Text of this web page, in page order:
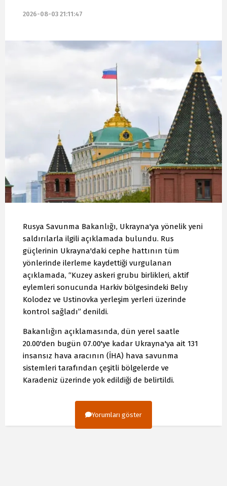
2026-08-03 21:11:47
Rusya Savunma Bakanlığı, Ukrayna'ya yönelik yeni
saldırılarla ilgili açıklamada bulundu. Rus
güçlerinin Ukrayna'daki cephe hattının tüm
yönlerinde ilerleme kaydettiği vurgulanan
açıklamada, “Kuzey askeri grubu birlikleri, aktif
eylemleri sonucunda Harkiv bölgesindeki Belıy
Kolodez ve Ustinovka yerleşim yerleri üzerinde
kontrol sağladı” denildi.
Bakanlığın açıklamasında, dün yerel saatle
20.00'den bugün 07.00'ye kadar Ukrayna'ya ait 131
insansız hava aracının (İHA) hava savunma
sistemleri tarafından çeşitli bölgelerde ve
Karadeniz üzerinde yok edildiği de belirtildi.
Yorumları göster